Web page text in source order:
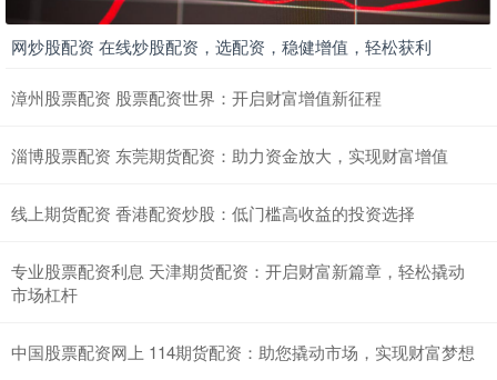
网炒股配资 在线炒股配资，选配资，稳健增值，轻松获利
漳州股票配资 股票配资世界：开启财富增值新征程
淄博股票配资 东莞期货配资：助力资金放大，实现财富增值
线上期货配资 香港配资炒股：低门槛高收益的投资选择
专业股票配资利息 天津期货配资：开启财富新篇章，轻松撬动
市场杠杆
中国股票配资网上 114期货配资：助您撬动市场，实现财富梦想